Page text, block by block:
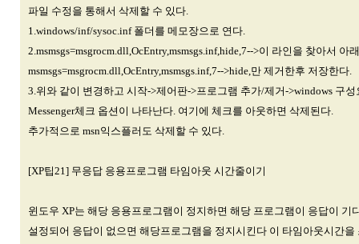
파일 수정을 통해서 삭제할 수 있다.
1.windows/inf/sysoc.inf 폴더를 메모장으로 연다.
2.msmsgs=msgrocm.dll,OcEntry,msmsgs.inf,hide,7-->이 라인을 찾아서 아
msmsgs=msgrocm.dll,OcEntry,msmsgs.inf,7-->hide,만 제거한후 저장한다.
3.위와 같이 변경하고 시작->제어판->프로그램 추가/제거->windows 구
Messenger체크 옵션이 나타난다. 여기에 체크를 아웃하면 삭제된다.
추가적으로 msn익스플러도 삭제할 수 있다.
[XP팁21] 무응답 응용프로그램 타임아웃 시간줄이기
윈도우 XP는 해당 응용프로그램이 정지하면 해당 프로그램이 응답이 기
설정되어 응답이 없으면 해당프로그램을 정지시킨다 이 타임아웃시간을